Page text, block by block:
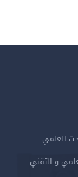
العلمي
و التقني